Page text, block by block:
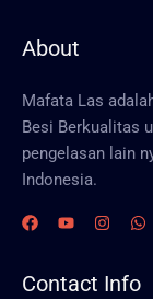
About
Mafata Las
Besi Berkualitas
pengelasan lain
Indonesia.
Contact Info